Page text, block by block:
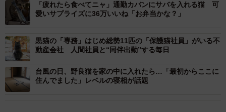
「疲れたら食べてニャ」通勤カバンにサバを入れる猫 可
愛いサプライズに36万いいね「お弁当かな？」
黒猫の「専務」はじめ総勢11匹の「保護猫社員」がいる不
動産会社 人間社員と“同伴出勤”する毎日
台風の日、野良猫を家の中に入れたら…「最初からここに
住んでました」レベルの寝相が話題